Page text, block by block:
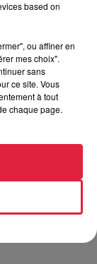
:
rencontre
based on
ou affiner en
mes choix".
sans
ce site. Vous
à tout
chaque page.